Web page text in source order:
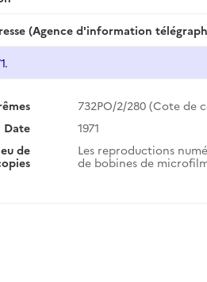
(Agence d'information
732PO/2/280 (Cote de
Date
1971
de
Les reproductions
de bobines de